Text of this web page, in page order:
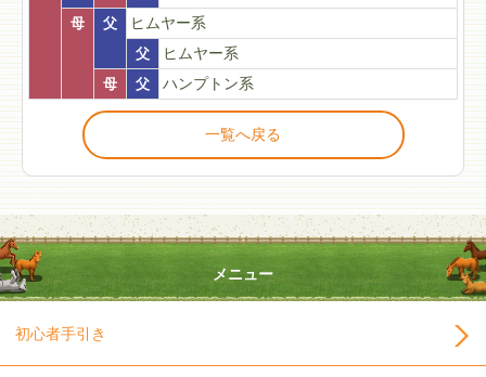
母
父
ヒムヤー系
父
ヒムヤー系
母
父 ハンプトン系
一覧へ戻る
メニュー
初心者手引き